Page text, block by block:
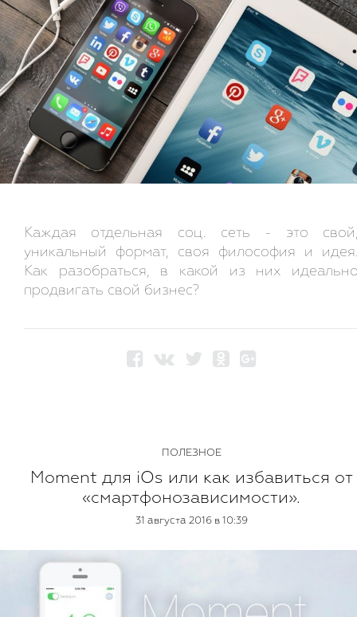
Каждая отдельная соц. сеть - это
уникальный формат, своя философия и
Как разобраться, в какой из них
продвигать свой бизнес?
ПОЛЕЗНОЕ
Moment для iOs или как избавиться от
«смартфонозависимости».
31 августа 2016 в 10:39